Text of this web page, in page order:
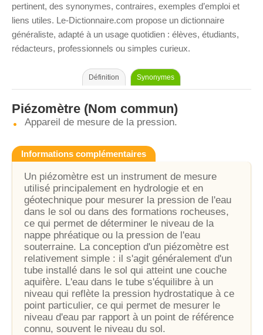
pertinent, des synonymes, contraires, exemples d’emploi et
liens utiles. Le-Dictionnaire.com propose un dictionnaire
généraliste, adapté à un usage quotidien : élèves, étudiants,
rédacteurs, professionnels ou simples curieux.
Définition Synonymes
Piézomètre (Nom commun)
Appareil de mesure de la pression.
Informations complémentaires
Un piézomètre est un instrument de mesure
utilisé principalement en hydrologie et en
géotechnique pour mesurer la pression de l'eau
dans le sol ou dans des formations rocheuses,
ce qui permet de déterminer le niveau de la
nappe phréatique ou la pression de l'eau
souterraine. La conception d'un piézomètre est
relativement simple : il s'agit généralement d'un
tube installé dans le sol qui atteint une couche
aquifère. L'eau dans le tube s'équilibre à un
niveau qui reflète la pression hydrostatique à ce
point particulier, ce qui permet de mesurer le
niveau d'eau par rapport à un point de référence
connu, souvent le niveau du sol.